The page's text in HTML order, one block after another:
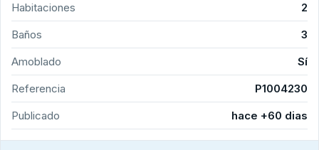
Habitaciones
2
Baños
3
Amoblado
Sí
Referencia
P1004230
Publicado
hace +60 dias